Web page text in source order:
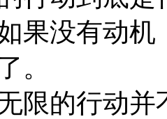
果没有动
。
限的行动